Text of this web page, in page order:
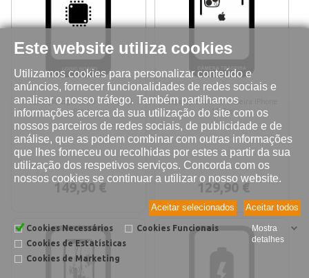
Este website utiliza cookies
Utilizamos cookies para personalizar conteúdo e
anúncios, fornecer funcionalidades de redes sociais e
analisar o nosso tráfego. Também partilhamos
informações acerca da sua utilização do site com os
nossos parceiros de redes sociais, de publicidade e de
análise, que as podem combinar com outras informações
que lhes forneceu ou recolhidas por estes a partir da sua
utilização dos respetivos serviços. Concorda com os
nossos cookies se continuar a utilizar o nosso website.
Aceitar todos
Aceitar selecionados
Cookies Necessários
Cookies Funcionais
Cookies de Estatísticas
Cookies de Marketing
Mostra
detalhes
Reparação logic board iPhone 13
Pro
149,90 €
Reparação câmera traseira iPhone
13 Pro
129,90 €